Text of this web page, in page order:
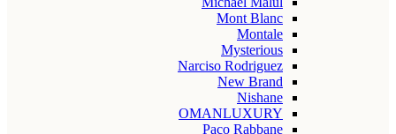
Mont Blanc
Montale
Mysterious
Narciso Rodriguez
New Brand
Nishane
OMANLUXURY
Paco Rabbane